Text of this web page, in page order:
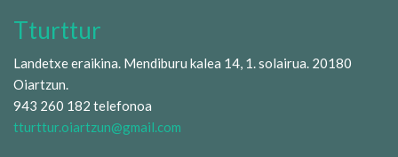
Tturttur
Landetxe eraikina. Mendiburu kalea 14, 1. solairua. 20180
Oiartzun.
943 260 182 telefonoa
tturttur.oiartzun@gmail.com